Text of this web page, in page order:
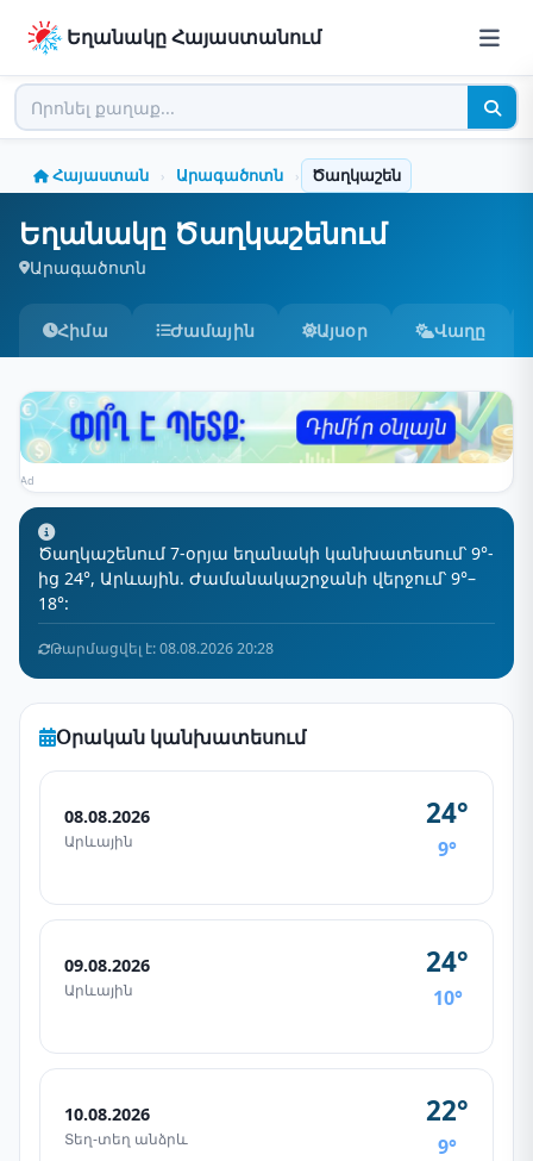
Եղանակը Հայաստանում
Հայաստան › Արագածոտն › Ծաղկաշեն
Եղանակը Ծաղկաշենում
Արագածոտն
Հիմա Ժամային Այսօր Վաղը
Ad
Ծաղկաշենում 7-օրյա եղանակի կանխատեսում՝ 9°-
ից 24°, Արևային. Ժամանակաշրջանի վերջում՝ 9°–
18°:
Թարմացվել է: 08.08.2026 20:28
Օրական կանխատեսում
08.08.2026
Արևային
24°
9°
09.08.2026
Արևային
24°
10°
10.08.2026
Տեղ-տեղ անձրև
22°
9°